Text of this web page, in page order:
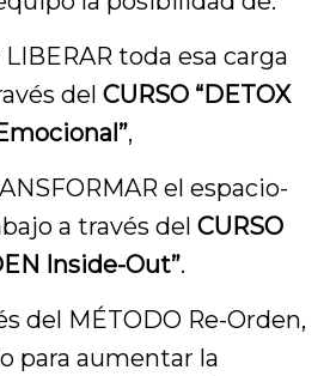
LIBERAR toda esa carga
del CURSO “DETOX
,
el espacio-
a través del CURSO
Inside-Out”.
del MÉTODO Re-Orden,
para aumentar la